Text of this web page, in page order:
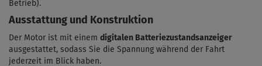
Betrieb).
Ausstattung und Konstruktion
Der Motor ist mit einem digitalen Batteriezustandsanzeiger
ausgestattet, sodass Sie die Spannung während der Fahrt
jederzeit im Blick haben.